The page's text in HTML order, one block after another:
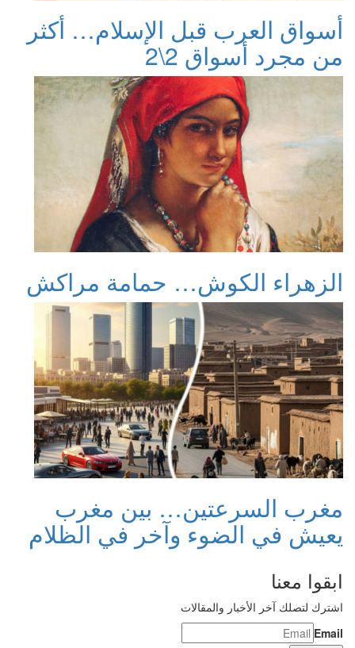
أسواق العرب قبل الإسلام… أكثر
من مجرد أسواق 2\2
الزهراء الكوش… حمامة مراكش
مغرب السرعتين… بين مغرب
يعيش في الضوء وآخر في الظلام
ابقوا معنا
اشترك لتصلك آخر الأخبار والمقالات
Email